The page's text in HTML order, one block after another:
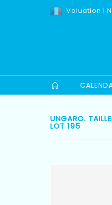
Valuation |
UNGARO.
LOT 195